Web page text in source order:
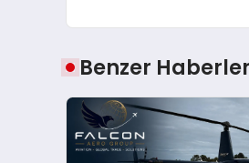
Benzer Haberler